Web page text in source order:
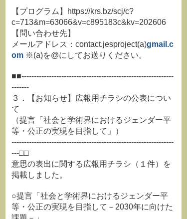
【プログラム】https://krs.bz/scj/c?
c=713&m=63066&v=c895183c&kv=202606
【問い合わせ先】
メールアドレス：contact.jesproject(a)gmail.c
om ※(a)を@にしてお送りください。
■■-------------------------------------------------------------
-------
３．【お知らせ】広報用チラシの公表につい
て
（提言「社会と学術界におけるジェンダー平
等・公正の実現を目指して」）
-----------------------------------------------------------------
---□□
意思の表出に関する広報用チラシ（１件）を
掲載しました。
○提言「社会と学術界におけるジェンダー平
等・公正の実現を目指して－2030年に向けた